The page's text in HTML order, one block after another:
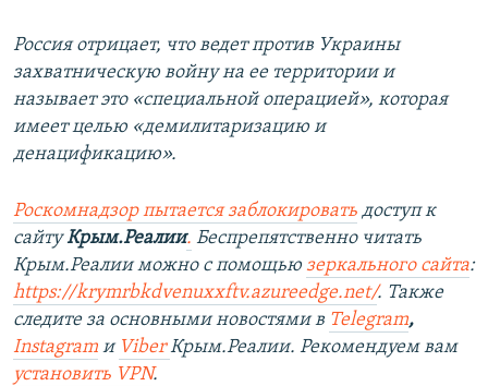
Россия отрицает, что ведет против Украины
захватническую войну на ее территории и
называет это «специальной операцией», которая
имеет целью «демилитаризацию и
денацификацию».
Роскомнадзор пытается заблокировать доступ к
сайтуКрым.Реалии. Беспрепятственно читать
Крым.Реалии можно с помощью зеркального сайта:
https://krymrbkdvenuxxftv.azureedge.net/. Также
следите за основными новостями в Telegram,
Instagram и ViberКрым.Реалии. Рекомендуем вам
установить VPN.